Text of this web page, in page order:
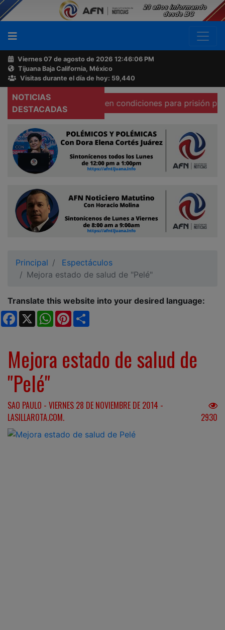
Viernes 07 de agosto de 2026 12:46:07 PM
Tijuana Baja California, México
Visitas durante el día de hoy: 59,440
NOTICIAS
DESTACADAS
afirma que existen condiciones para prisión
Principal
Espectáculos
Mejora estado de salud de "Pelé"
Translate this website into your desired language:
Facebook
X WhatsApp
Pinterest
Mejora estado de salud de
"Pelé"
SAO PAULO - VIERNES 28 DE NOVIEMBRE DE 2014 -
LASILLAROTA.COM.
2930
Buscador
Acerca
de
AFN
Ventas
Contacto
Reportero
Ciudadano